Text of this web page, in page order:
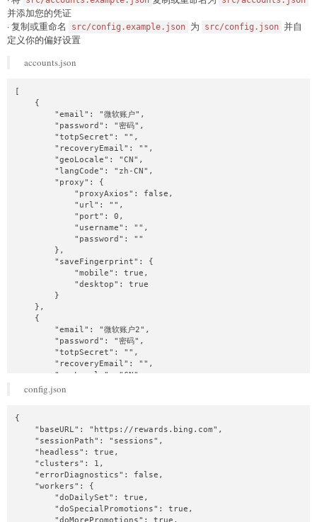
并添加您的凭证
· 复制或重命名
src/config.example.json 为 src/config.json 并自
定义你的偏好设置
accounts.json
    {
        "email": "微软账户",
        "password": "密码",
        "totpSecret": "",
        "recoveryEmail": "",
        "geoLocale": "CN",
        "langCode": "zh-CN",
        "proxy": {
            "proxyAxios": false,
            "url": "",
            "port": 0,
            "username": "",
            "password": ""
        },
        "saveFingerprint": {
            "mobile": true,
            "desktop": true
        }
    },
    {
        "email": "微软账户2",
        "password": "密码",
        "totpSecret": "",
        "recoveryEmail": "",
        "geoLocale": "CN",
        "langCode": "zh-CN",
            "url": "",
            "port": 0,
            "username": "",
            "password": ""
        },
        "saveFingerprint": {
            "mobile": true,
            "desktop": true
config.json
{
    "baseURL": "https://rewards.bing.com",
    "sessionPath": "sessions",
    "headless": true,
    "clusters": 1,
    "errorDiagnostics": false,
    "workers": {
        "doDailySet": true,
        "doSpecialPromotions": true,